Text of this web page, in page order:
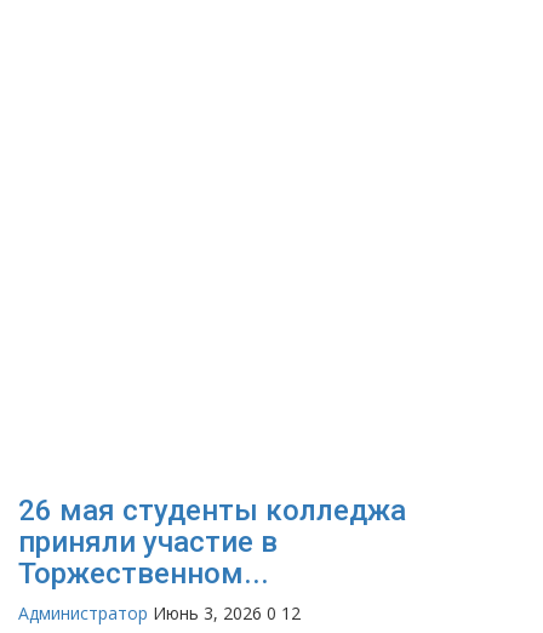
26 мая студенты колледжа
приняли участие в
Торжественном...
Администратор Июнь 3, 2026 0 12